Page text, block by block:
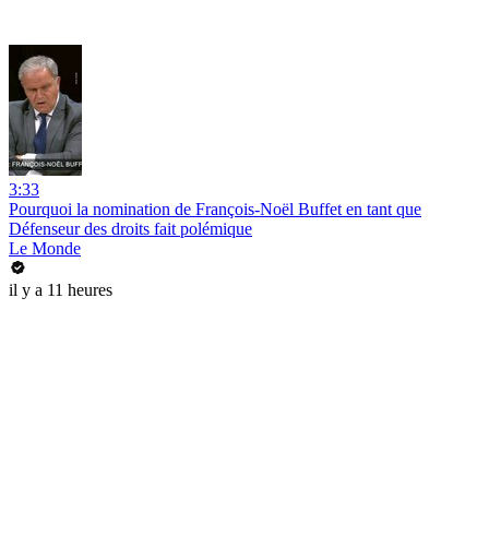
3:33
Pourquoi la nomination de François-Noël Buffet en tant que
Défenseur des droits fait polémique
Le Monde
il y a 11 heures